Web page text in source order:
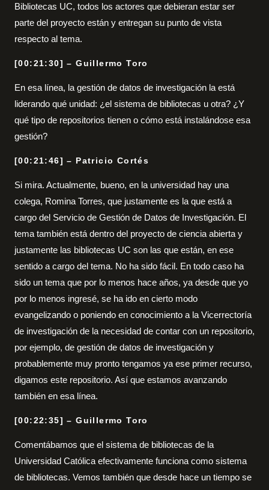
Bibliotecas UC, todos los actores que debieran estar ser
parte del proyecto están y entregan su punto de vista
respecto al tema.
[00:21:30] – Guillermo Toro
En esa línea, la gestión de datos de investigación la está
liderando qué unidad: ¿el sistema de bibliotecas u otra? ¿Y
qué tipo de repositorios tienen o cómo está instalándose esa
gestión?
[00:21:46] – Patricio Cortés
Si mira. Actualmente, bueno, en la universidad hay una
colega, Romina Torres, que justamente es la que está a
cargo del Servicio de Gestión de Datos de Investigación. El
tema también está dentro del proyecto de ciencia abierta y
justamente las bibliotecas UC son las que están, en ese
sentido a cargo del tema. No ha sido fácil. En todo caso ha
sido un tema que por lo menos hace años, ya desde que yo
por lo menos ingresé, se ha ido en cierto modo
evangelizando o poniendo en conocimiento a la Vicerrectoría
de investigación de la necesidad de contar con un repositorio,
por ejemplo, de gestión de datos de investigación y
probablemente muy pronto tengamos ya ese primer recurso,
digamos este repositorio. Así que estamos avanzando
también en esa línea.
[00:22:35] – Guillermo Toro
Comentábamos que el sistema de bibliotecas de la
Universidad Católica efectivamente funciona como sistema
de bibliotecas. Vemos también que desde hace un tiempo se